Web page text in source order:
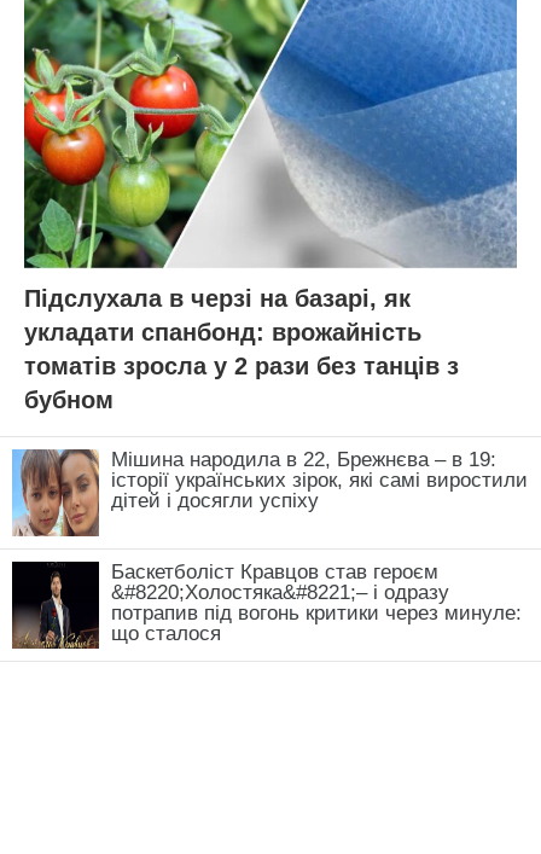
Підслухала в черзі на базарі, як
укладати спанбонд: врожайність
томатів зросла у 2 рази без танців з
бубном
Мішина народила в 22, Брежнєва – в 19:
історії українських зірок, які самі виростили
дітей і досягли успіху
Баскетболіст Кравцов став героєм
&#8220;Холостяка&#8221;– і одразу
потрапив під вогонь критики через минуле:
що сталося